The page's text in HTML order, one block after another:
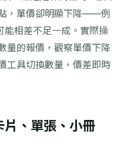
，單價卻明顯下降——例
相差不足一成。實際操
量的報價，觀察單價下降
工具切換數量，價差即時
片、單張、小冊